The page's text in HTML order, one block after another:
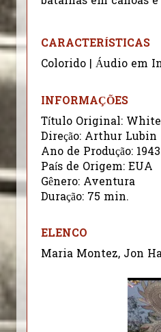
CARACTERÍSTICAS
Colorido | Áudio em
INFORMAÇÕES
Título Original: White
Direção: Arthur Lubin
Ano de Produção: 1943
País de Origem: EUA
Gênero: Aventura
Duração: 75 min.
ELENCO
Maria Montez, Jon